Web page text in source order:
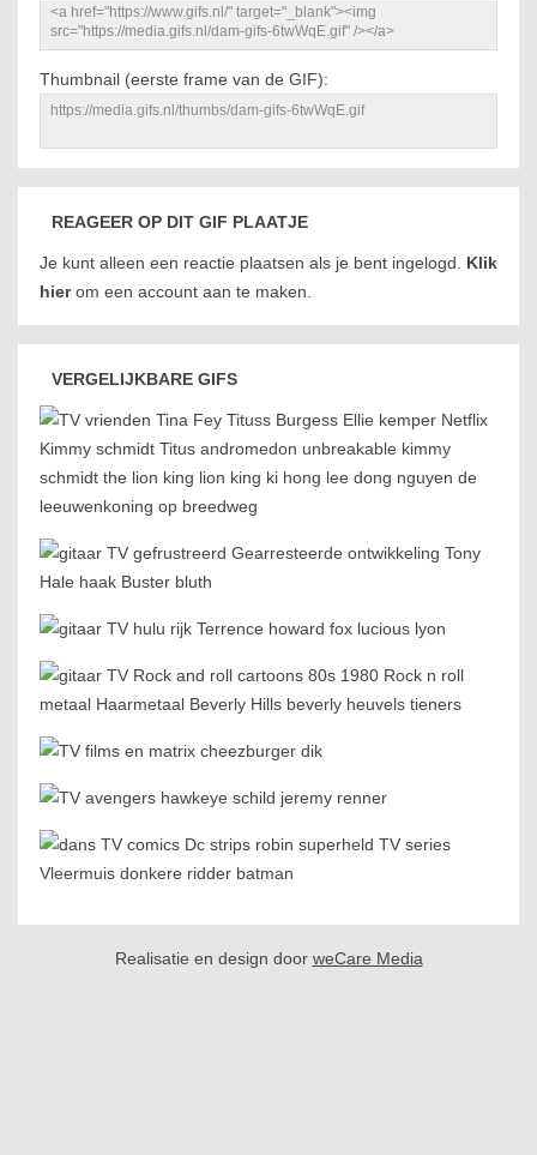
Thumbnail (eerste frame van de GIF):
REAGEER OP DIT GIF PLAATJE
Je kunt alleen een reactie plaatsen als je bent ingelogd. Klik
hierom een account aan te maken.
VERGELIJKBARE GIFS
Realisatie en design door weCare Media